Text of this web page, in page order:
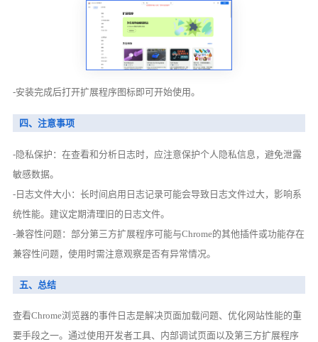
-安装完成后打开扩展程序图标即可开始使用。
四、注意事项
-隐私保护：在查看和分析日志时，应注意保护个人隐私信息，避免泄露
敏感数据。
-日志文件大小：长时间启用日志记录可能会导致日志文件过大，影响系
统性能。建议定期清理旧的日志文件。
-兼容性问题：部分第三方扩展程序可能与Chrome的其他插件或功能存在
兼容性问题，使用时需注意观察是否有异常情况。
五、总结
查看Chrome浏览器的事件日志是解决页面加载问题、优化网站性能的重
要手段之一。通过使用开发者工具、内部调试页面以及第三方扩展程序